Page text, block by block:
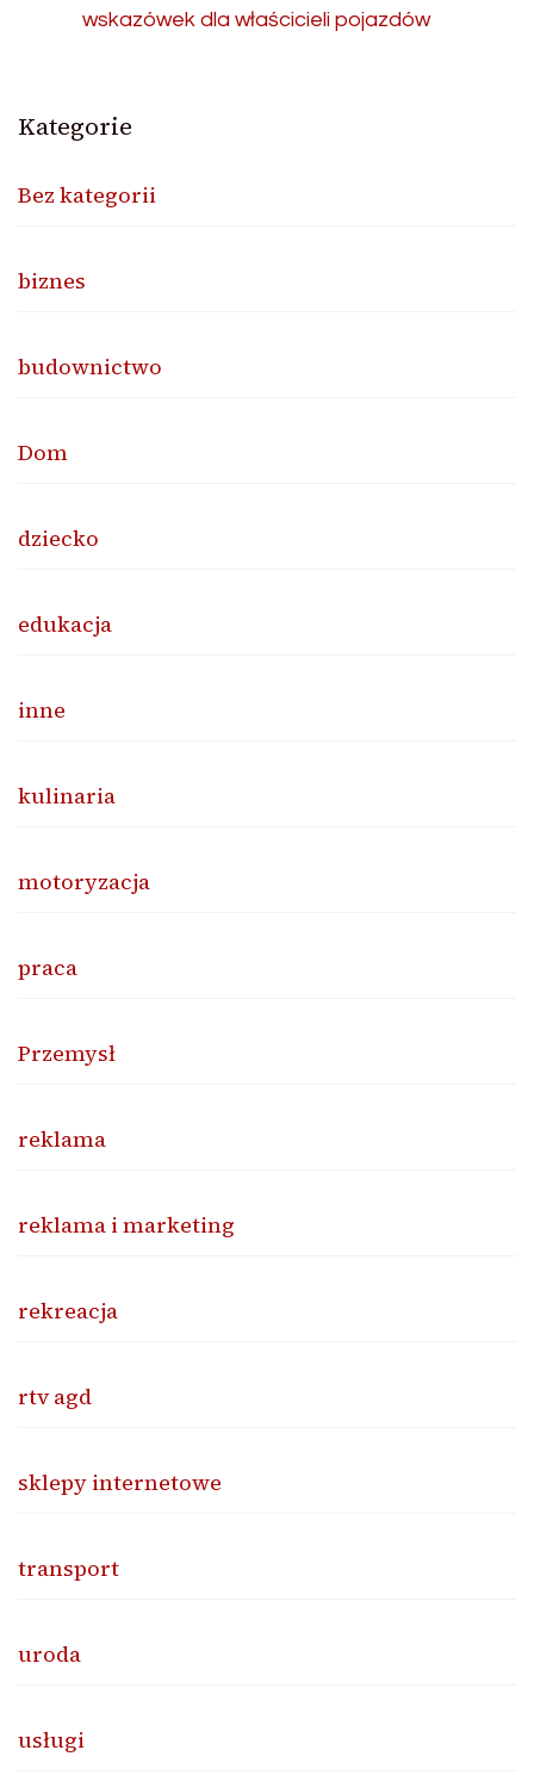
wskazówek dla właścicieli pojazdów
Kategorie
Bez kategorii
biznes
budownictwo
Dom
dziecko
edukacja
inne
kulinaria
motoryzacja
praca
Przemysł
reklama
reklama i marketing
rekreacja
rtv agd
sklepy internetowe
transport
uroda
usługi